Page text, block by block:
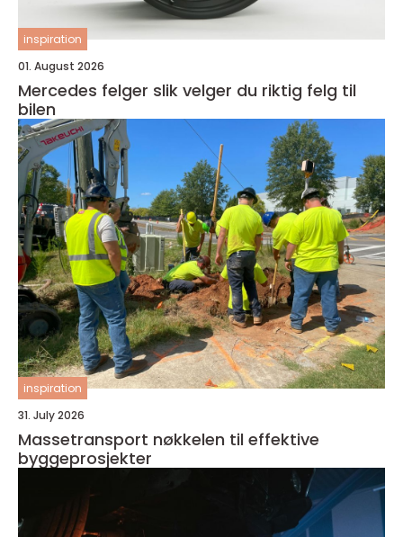
inspiration
01. August 2026
Mercedes felger slik velger du riktig felg til
bilen
inspiration
31. July 2026
Massetransport nøkkelen til effektive
byggeprosjekter